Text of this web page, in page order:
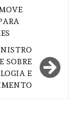
SOBRE
E